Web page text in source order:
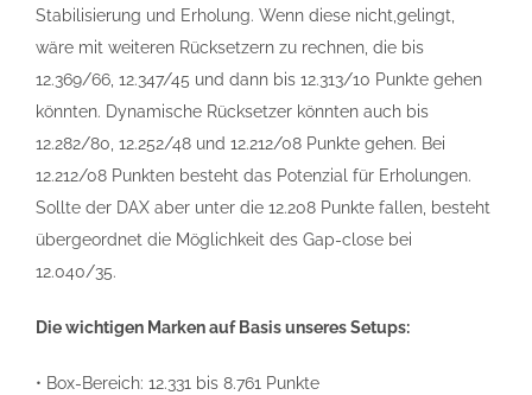
Stabilisierung und Erholung. Wenn diese nicht,gelingt,
wäre mit weiteren Rücksetzern zu rechnen, die bis
12.369/66, 12.347/45 und dann bis 12.313/10 Punkte gehen
könnten. Dynamische Rücksetzer könnten auch bis
12.282/80, 12.252/48 und 12.212/08 Punkte gehen. Bei
12.212/08 Punkten besteht das Potenzial für Erholungen.
Sollte der DAX aber unter die 12.208 Punkte fallen, besteht
übergeordnet die Möglichkeit des Gap-close bei
12.040/35.
Die wichtigen Marken auf Basis unseres Setups:
• Box-Bereich: 12.331 bis 8.761 Punkte